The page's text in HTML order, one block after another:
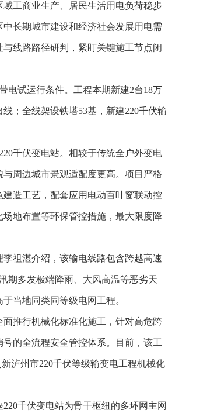
工商业生产、居民生活用电负荷稳步
长期城市建设和经济社会发展用电需
线路路径研判，紧盯关键施工节点闭
试运行条件。工程本期新建2台18万
；全线架设铁塔53基，新建220千伏输
千伏变电站。相较于传统全户外变电
周边城市景观适配度更高。项目严格
造工艺，配套应用电动百叶窗联动控
地布置等环保管控措施，最大限度降
祖湛介绍，该输电线路包含跨越高速
期多发极端降雨、大风高温等恶劣天
当地同类同等级电网工程。
推行机械化标准化施工，针对高危跨
的全流程安全管控体系。目前，该工
泸州市220千伏等级输变电工程机械化
千伏变电站为骨干枢纽的多环网主网